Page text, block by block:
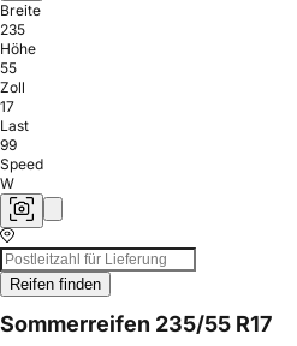
Breite
235
Höhe
55
Zoll
17
Last
99
Speed
W
Reifen finden
Sommerreifen 235/55 R17